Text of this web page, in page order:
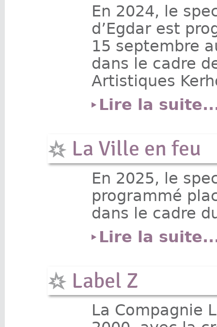
En 2024, le
d’Egdar est
15 septembre
dans le cadre
Artistiques
Lire la
La Ville en feu
En 2025, le
programmé
dans le cadre
Lire la
Label Z
La Compagnie